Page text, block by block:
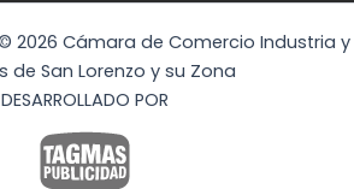
2026 Cámara de Comercio Industria y
de San Lorenzo y su Zona
DESARROLLADO POR